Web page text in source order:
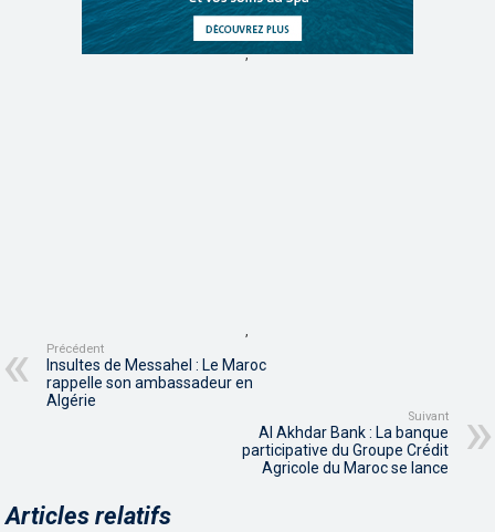
,
,
Précédent
Insultes de Messahel : Le Maroc
rappelle son ambassadeur en
Algérie
Suivant
Al Akhdar Bank : La banque
participative du Groupe Crédit
Agricole du Maroc se lance
Articles relatifs